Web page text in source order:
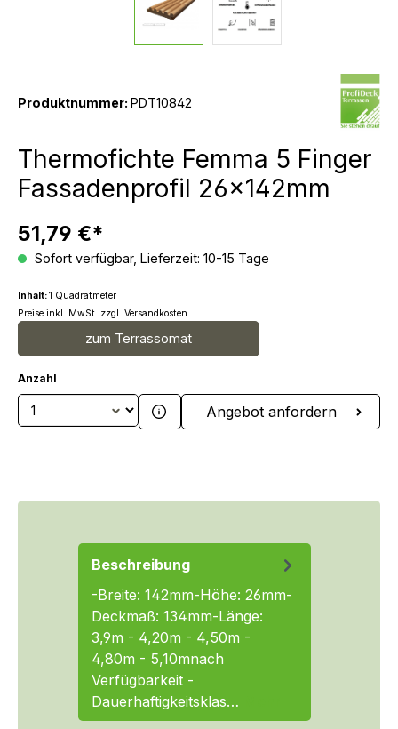
Produktnummer: PDT10842
Thermofichte Femma 5 Finger
Fassadenprofil 26x142mm
51,79 €*
Sofort verfügbar, Lieferzeit: 10-15 Tage
Inhalt:1 Quadratmeter
Preise inkl. MwSt. zzgl. Versandkosten
zum Terrassomat
Anzahl
Produkt Anzahl: Gib denAngebot anfordern
Beschreibung
-Breite: 142mm-Höhe: 26mm-
Deckmaß: 134mm-Länge:
3,9m - 4,20m - 4,50m -
4,80m - 5,10mnach
Verfügbarkeit -
Dauerhaftigkeitsklas…